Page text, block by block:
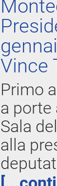
Vince
Primo
a porte
Sala
alla